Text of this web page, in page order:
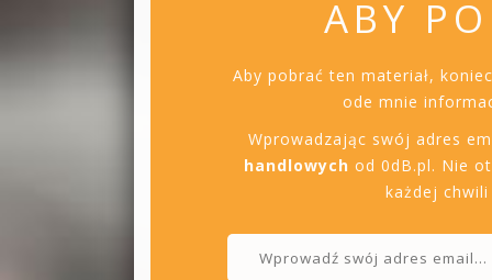
ABY
Aby pobrać ten materiał,
ode mnie
Wprowadzając swój adres
handlowych od 0dB.pl. Nie
każdej